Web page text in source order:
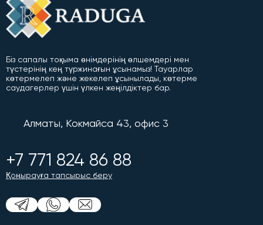
Біз сапалы тоқыма өнімдерінің өлшемдері мен
түстерінің кең түржинағын ұсынамыз! Тауарлар
көтермелеп және жекелеп ұсынылады, көтерме
саудагерлер үшін үлкен жеңілдіктер бар.
Алматы, Кокмайса 43, офис 3
+7 771 824 86 88
Қоңырауға тапсырыс беру